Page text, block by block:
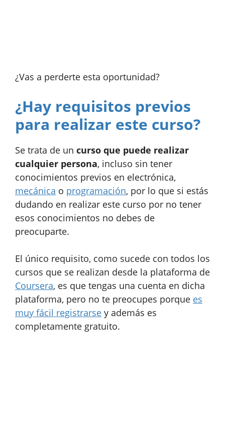
¿Vas a perderte esta oportunidad?
¿Hay requisitos previos
para realizar este curso?
Se trata de un curso que puede realizar
cualquier persona, incluso sin tener
conocimientos previos en electrónica,
mecánica o programación, por lo que si estás
dudando en realizar este curso por no tener
esos conocimientos no debes de
preocuparte.
El único requisito, como sucede con todos los
cursos que se realizan desde la plataforma de
Coursera, es que tengas una cuenta en dicha
plataforma, pero no te preocupes porque es
muy fácil registrarse y además es
completamente gratuito.